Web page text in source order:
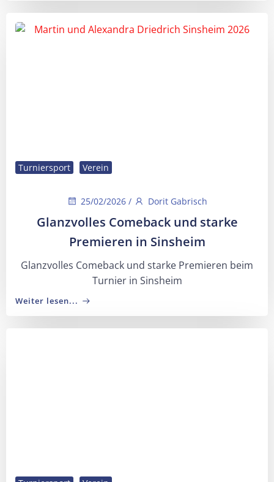
Turniersport Verein
25/02/2026 / Dorit Gabrisch
Glanzvolles Comeback und starke
Premieren in Sinsheim
Glanzvolles Comeback und starke Premieren beim
Turnier in Sinsheim
Weiter lesen...